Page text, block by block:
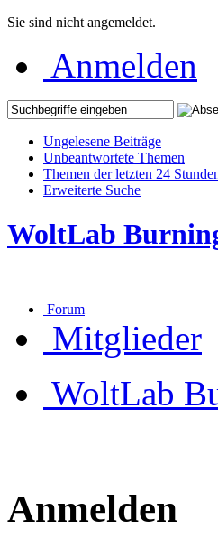
Sie sind nicht angemeldet.
Anmelden
Ungelesene Beiträge
Unbeantwortete Themen
Themen der letzten 24
Erweiterte Suche
WoltLab
Forum
Mitglieder
WoltLab
Anmelden